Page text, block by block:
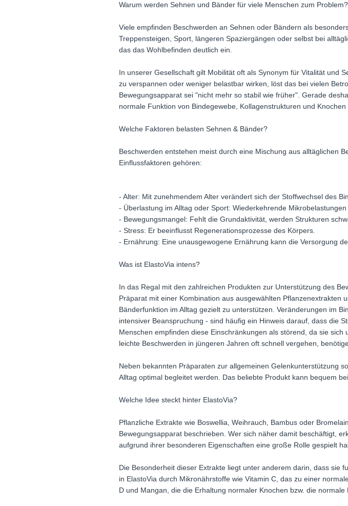
Warum werden Sehnen und Bänder für viele Menschen zum Problem?
Viele empfinden Beschwerden an Sehnen oder Bändern als
Treppensteigen, Sport, längeren Spaziergängen oder selbst bei
das das Wohlbefinden deutlich ein.
In unserer Gesellschaft gilt Mobilität oft als Synonym für Vitalität und
zu verspannen oder weniger belastbar wirken, löst das bei vielen
Bewegungsapparat sei "nicht mehr so stabil wie früher". Gerade
normale Funktion von Bindegewebe, Kollagenstrukturen und
Welche Faktoren belasten Sehnen & Bänder?
Beschwerden entstehen meist durch eine Mischung aus alltäglichen
Einflussfaktoren gehören:
- Alter: Mit zunehmendem Alter verändert sich der Stoffwechsel des
- Überlastung im Alltag oder Sport: Wiederkehrende
- Bewegungsmangel: Fehlt die Grundaktivität, werden Strukturen
- Stress: Er beeinflusst Regenerationsprozesse des Körpers.
- Ernährung: Eine unausgewogene Ernährung kann die Versorgung
Was ist ElastoVia intens?
In das Regal mit den zahlreichen Produkten zur Unterstützung des
Präparat mit einer Kombination aus ausgewählten Pflanzenextrakten
Bänderfunktion im Alltag gezielt zu unterstützen. Veränderungen im
intensiver Beanspruchung - sind häufig ein Hinweis darauf, dass die
Menschen empfinden diese Einschränkungen als störend, da sie
leichte Beschwerden in jüngeren Jahren oft schnell vergehen,
Neben bekannten Präparaten zur allgemeinen Gelenkunterstützung
Alltag optimal begleitet werden. Das beliebte Produkt kann bequem
Welche Idee steckt hinter ElastoVia?
Pflanzliche Extrakte wie Boswellia, Weihrauch, Bambus oder
Bewegungsapparat beschrieben. Wer sich näher damit beschäftigt,
aufgrund ihrer besonderen Eigenschaften eine große Rolle gespielt
Die Besonderheit dieser Extrakte liegt unter anderem darin, dass sie
in ElastoVia durch Mikronährstoffe wie Vitamin C, das zu einer
D und Mangan, die die Erhaltung normaler Knochen bzw. die